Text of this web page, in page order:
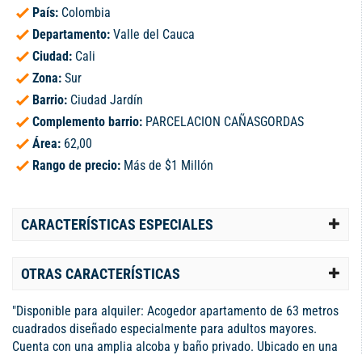
País: Colombia
Departamento: Valle del Cauca
Ciudad: Cali
Zona: Sur
Barrio: Ciudad Jardín
Complemento barrio: PARCELACION CAÑASGORDAS
Área: 62,00
Rango de precio: Más de $1 Millón
CARACTERÍSTICAS ESPECIALES
OTRAS CARACTERÍSTICAS
"Disponible para alquiler: Acogedor apartamento de 63 metros
cuadrados diseñado especialmente para adultos mayores.
Cuenta con una amplia alcoba y baño privado. Ubicado en una